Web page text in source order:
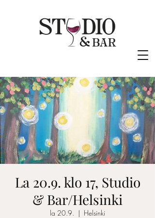
La 20.9. klo 17, Studio
& Bar/Helsinki
la 20.9.
  |
Helsinki